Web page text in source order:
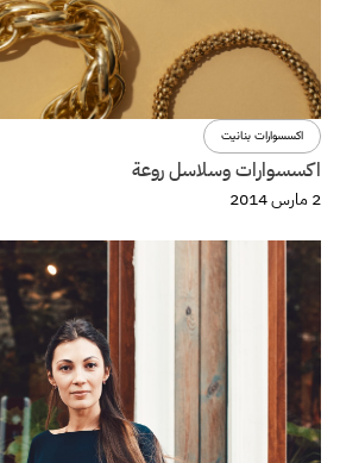
اكسسوارات بنانيت
اكسسوارات وسلاسل روعة
2 مارس 2014